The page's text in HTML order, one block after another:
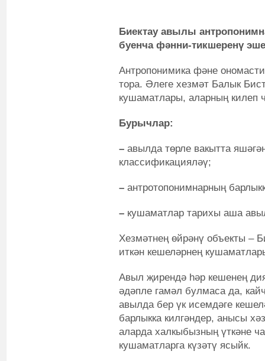
Биектау авылы
буенча фәнни-тикшеренү эше
Антропонимика фәне
тора. Әлеге хезмәт Балык
кушаматлары, аларның килеп
Бурычлар:
– авылда төрле вакытта
классификацияләү;
– антротопонимнарның
– кушаматлар тарихы аша
Хезмәтнең өйрәнү объекты –
иткән кешеләрнең
Авыл җирендә һәр кешенең
әдәпле гамәл булмаса да,
авылда бер үк исемдәге
барлыкка килгәндер, анысы
аларда халкыбызның үткәне
кушаматларга күзәтү ясыйк.